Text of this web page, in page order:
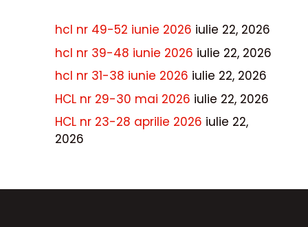
hcl nr 49-52 iunie 2026 iulie 22, 2026
hcl nr 39-48 iunie 2026 iulie 22, 2026
hcl nr 31-38 iunie 2026 iulie 22, 2026
HCL nr 29-30 mai 2026 iulie 22, 2026
HCL nr 23-28 aprilie 2026 iulie 22,
2026